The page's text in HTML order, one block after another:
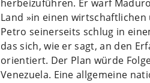
herbeizuführen. Er warf
Land »in einen
Petro seinerseits schlug in
das sich, wie er sagt, an den
orientiert. Der Plan würde
Venezuela. Eine allgemeine